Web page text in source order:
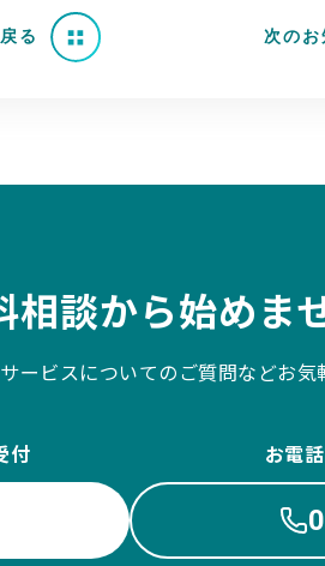
る 次のお
相談から始めま
ービスについてのご質問などお気
付 お電